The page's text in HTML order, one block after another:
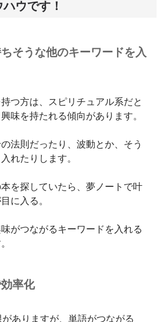
ウです！
そうな他のキーワードを入
つ方は、スピリチュアル系だと
味を持たれる傾向があります。
法則だったり、波動とか、そう
れたりします。
を探していたら、夢ノートで叶
に入る。
がつながるキーワードを入れる
率化
ありますが、単語がつながる